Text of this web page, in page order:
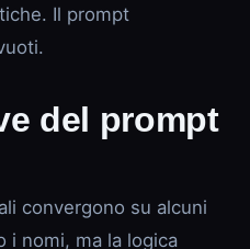
Il prompt
del prompt
convergono su alcuni
i nomi, ma la logica